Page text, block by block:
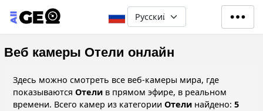
Перейти к основному
Select your language
Веб камеры Отели онлайн
Здесь можно смотреть все веб-камеры мира, где
показываются Отели в прямом эфире, в реальном
времени. Всего камер из категории Отели найдено: 5